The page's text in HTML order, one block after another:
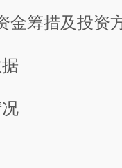
筹措及投资